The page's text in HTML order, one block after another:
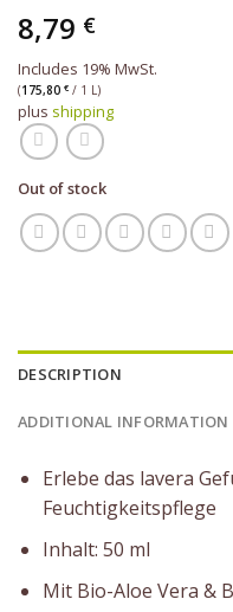
8,79 €
Includes 19% MwSt.
(175,80 € / 1 L)
plus shipping
Out of stock
DESCRIPTION
ADDITIONAL INFORMATION
Erlebe das lavera
Feuchtigkeitspflege
Inhalt: 50 ml
Mit Bio-Aloe Vera &